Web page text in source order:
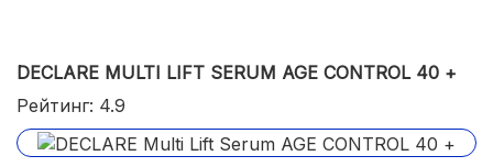
DECLARE MULTI LIFT SERUM AGE CONTROL 40 +
Рейтинг: 4.9